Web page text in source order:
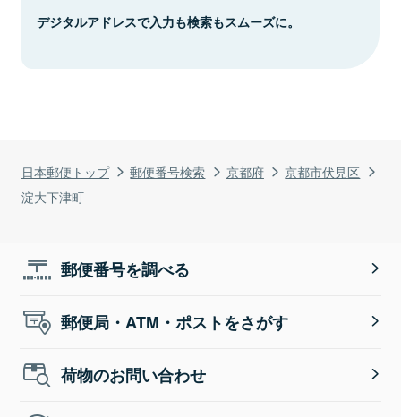
日本郵便トップ 郵便番号検索 京都府
京都市伏見区
淀大下津町
デジタルアドレスで入力も検索もスムーズに。
郵便番号を調べる
郵便局・ATM・ポストをさがす
荷物のお問い合わせ